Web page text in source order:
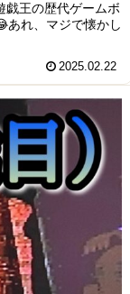
戯王の歴代ゲームボ
あれ、マジで懐かし
2025.02.22